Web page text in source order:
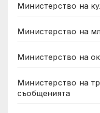
Министерство на
Министерство на
Министерство на
Министерство на
съобщенията